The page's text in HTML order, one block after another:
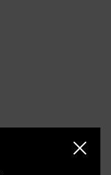
닫기